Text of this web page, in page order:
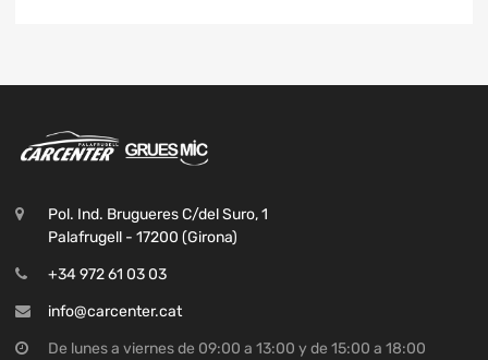
Pol. Ind. Brugueres C/del Suro, 1
Palafrugell - 17200 (Girona)
+34 972 61 03 03
info@carcenter.cat
De lunes a viernes de 09:00 a 13:00 y de 15:00 a 18:00